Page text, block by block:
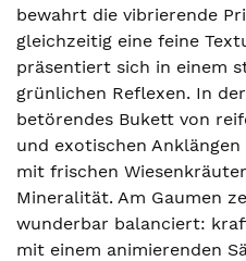
bewahrt die vibrierende
gleichzeitig eine feine
präsentiert sich in einem
grünlichen Reflexen. In
betörendes Bukett von
und exotischen
mit frischen
Mineralität. Am Gaumen
wunderbar balanciert:
mit einem animierenden